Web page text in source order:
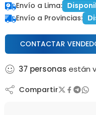
Envío a Lima:
Envío a Provincias:
CONTACTAR
37 personas están
Compartir